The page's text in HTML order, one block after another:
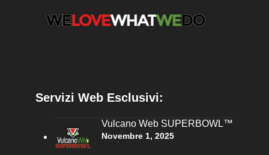
Servizi Web Esclusivi:
Vulcano Web SUPERBOWL™
Novembre 1, 2025